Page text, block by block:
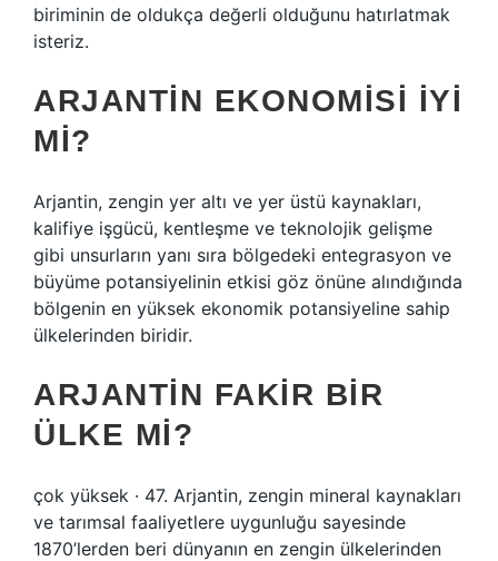
biriminin de oldukça değerli olduğunu hatırlatmak
isteriz.
ARJANTIN EKONOMISI IYI
MI?
Arjantin, zengin yer altı ve yer üstü kaynakları,
kalifiye işgücü, kentleşme ve teknolojik gelişme
gibi unsurların yanı sıra bölgedeki entegrasyon ve
büyüme potansiyelinin etkisi göz önüne alındığında
bölgenin en yüksek ekonomik potansiyeline sahip
ülkelerinden biridir.
ARJANTIN FAKIR BIR
ÜLKE MI?
çok yüksek · 47. Arjantin, zengin mineral kaynakları
ve tarımsal faaliyetlere uygunluğu sayesinde
1870’lerden beri dünyanın en zengin ülkelerinden